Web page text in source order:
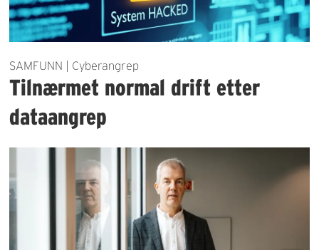
SAMFUNN | Cyberangrep
Tilnærmet normal drift etter
dataangrep